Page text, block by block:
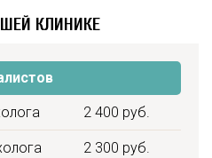
КЛИНИКЕ
2 400 руб.
2 300 руб.